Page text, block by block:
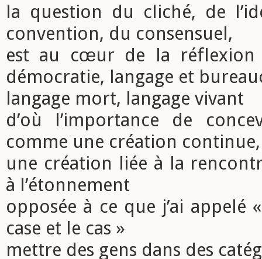
la question du cliché, de
convention, du consensuel,
est au cœur de la réflexion
démocratie, langage et
langage mort, langage vivant
d’où l’importance de
comme une création
une création liée à la
à l’étonnement
opposée à ce que j’ai appelé
case et le cas »
mettre des gens dans des